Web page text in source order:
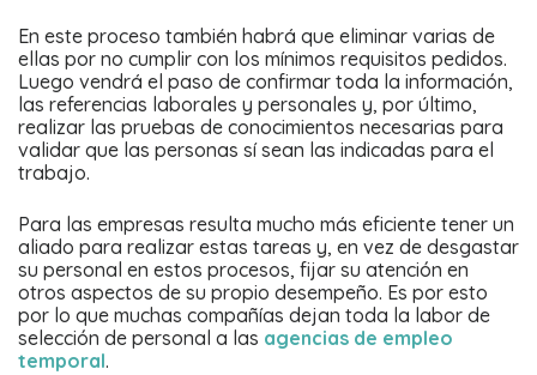
En este proceso también habrá que eliminar varias de
ellas por no cumplir con los mínimos requisitos pedidos.
Luego vendrá el paso de confirmar toda la información,
las referencias laborales y personales y, por último,
realizar las pruebas de conocimientos necesarias para
validar que las personas sí sean las indicadas para el
trabajo.
Para las empresas resulta mucho más eficiente tener un
aliado para realizar estas tareas y, en vez de desgastar
su personal en estos procesos, fijar su atención en
otros aspectos de su propio desempeño. Es por esto
por lo que muchas compañías dejan toda la labor de
selección de personal a las agencias de empleo
temporal.